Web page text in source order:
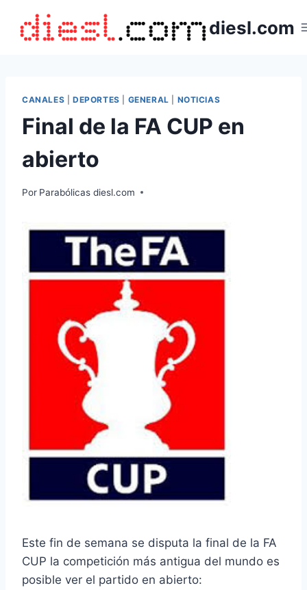
contenido
diesl.com
CANALES DEPORTES GENERAL NOTICIAS
Final de la FA CUP en
abierto
Por Parabólicas diesl.com
Este fin de semana se disputa la final de la FA
CUP la competición más antigua del mundo es
posible ver el partido en abierto: